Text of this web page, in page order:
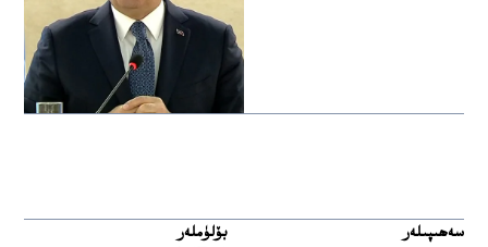
سەھىپىلەر
بۆلۈملەر